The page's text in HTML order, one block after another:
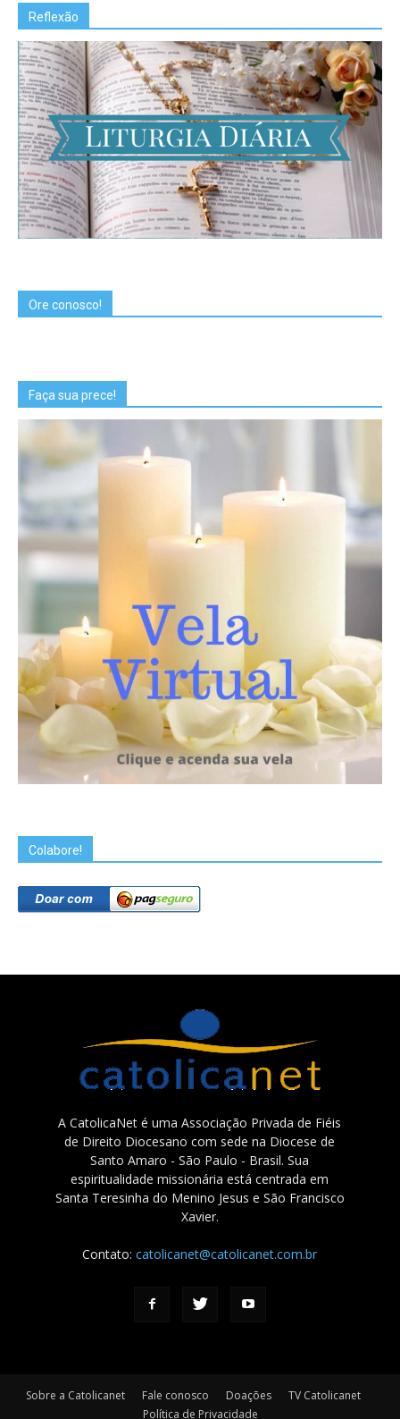
Reflexão
Ore conosco!
Faça sua prece!
Colabore!
A CatolicaNet é uma Associação Privada de Fiéis
de Direito Diocesano com sede na Diocese de
Santo Amaro - São Paulo - Brasil. Sua
espiritualidade missionária está centrada em
Santa Teresinha do Menino Jesus e São Francisco
Xavier.
Contato:catolicanet@catolicanet.com.br
Sobre a Catolicanet Fale conosco Doações
TV Catolicanet
Política de Privacidade